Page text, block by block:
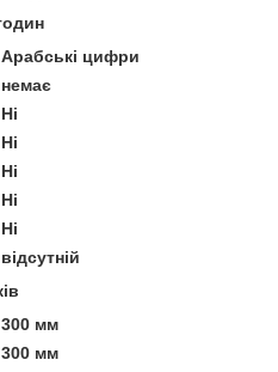
Арабські цифри
немає
Ні
Ні
Ні
Ні
Ні
відсутній
300 мм
300 мм